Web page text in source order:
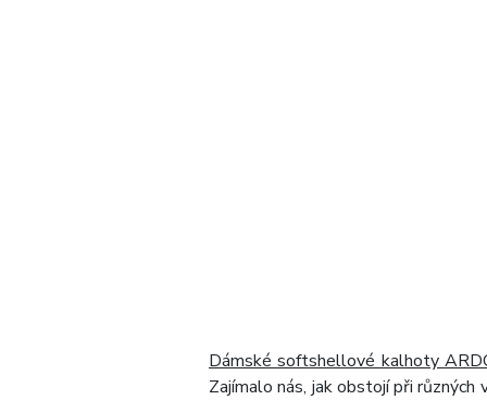
Dámské softshellové kalhoty
Zajímalo nás, jak obstojí při